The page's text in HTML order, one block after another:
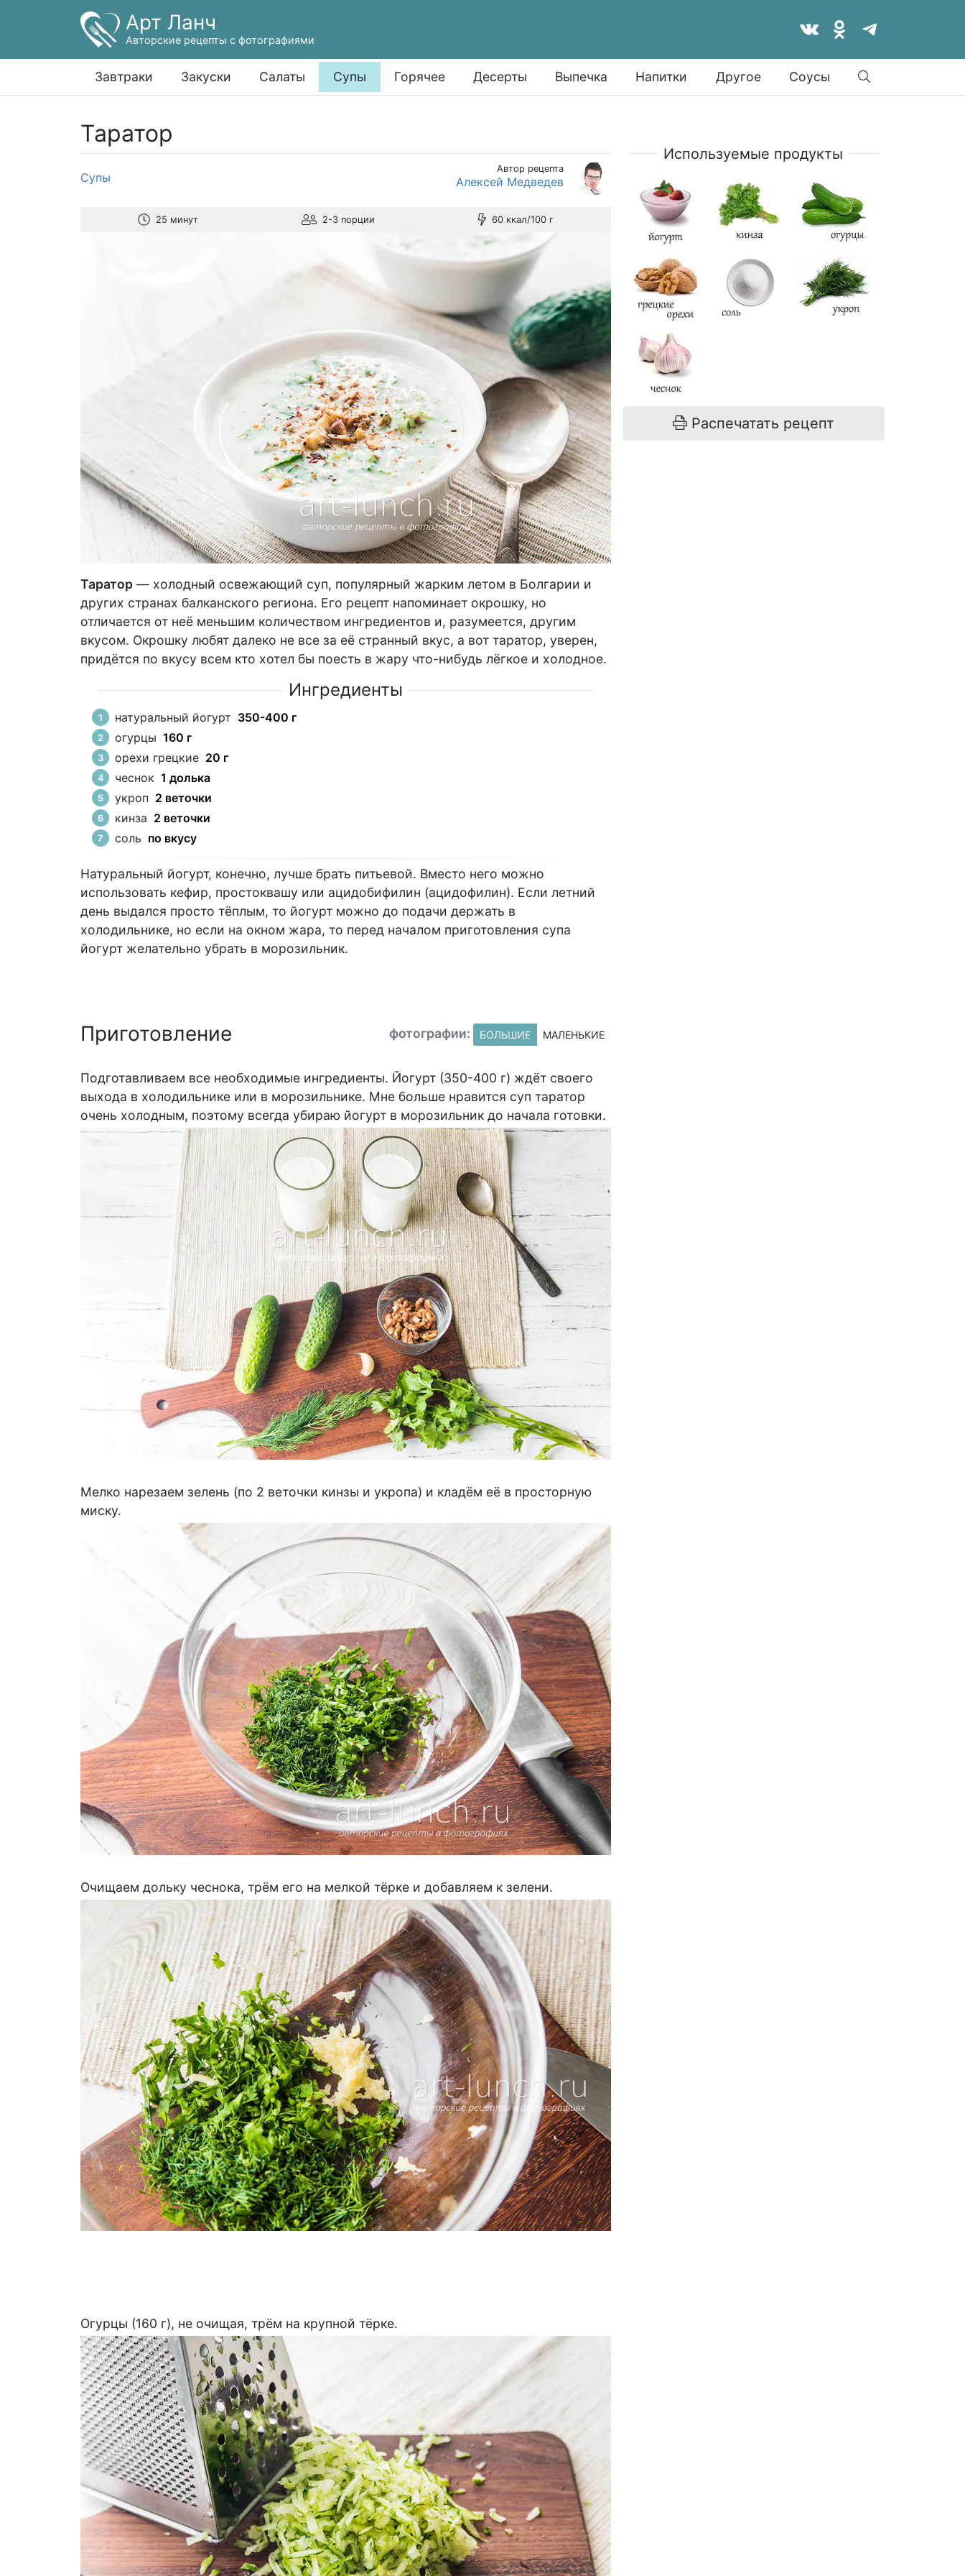
Арт Ланч
Авторские рецепты с фотографиями
Завтраки Закуски Салаты Супы Горячее Десерты Выпечка Напитки Другое Соусы
Найти
Таратор
Супы
Автор рецепта
Алексей Медведев
25 минут 2-3 порции 60 ккал/100 г
Таратор — холодный освежающий суп, популярный жарким летом в Болгарии и
других странах балканского региона. Его рецепт напоминает окрошку, но
отличается от неё меньшим количеством ингредиентов и, разумеется, другим
вкусом. Окрошку любят далеко не все за её странный вкус, а вот таратор, уверен,
придётся по вкусу всем кто хотел бы поесть в жару что-нибудь лёгкое и холодное.
Ингредиенты
натуральный йогурт 350-400 г
огурцы 160 г
орехи грецкие 20 г
чеснок 1 долька
укроп 2 веточки
кинза 2 веточки
соль по вкусу
Натуральный йогурт, конечно, лучше брать питьевой. Вместо него можно
использовать кефир, простоквашу или ацидобифилин (ацидофилин). Если летний
день выдался просто тёплым, то йогурт можно до подачи держать в
холодильнике, но если на окном жара, то перед началом приготовления супа
йогурт желательно убрать в морозильник.
Приготовление фотографии: БОЛЬШИЕ МАЛЕНЬКИЕ
Подготавливаем все необходимые ингредиенты. Йогурт (350-400 г) ждёт своего
выхода в холодильнике или в морозильнике. Мне больше нравится суп таратор
очень холодным, поэтому всегда убираю йогурт в морозильник до начала готовки.
Мелко нарезаем зелень (по 2 веточки кинзы и укропа) и кладём её в просторную
миску.
Очищаем дольку чеснока, трём его на мелкой тёрке и добавляем к зелени.
Огурцы (160 г), не очищая, трём на крупной тёрке.
Используемые продукты
Распечатать рецепт